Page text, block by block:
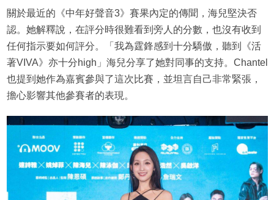
關於最近的《中年好聲音3》賽果內定的傳聞，海兒堅決否
認。她解釋說，在評分時很難看到旁人的分數，也沒有收到
任何指示要如何評分。「我為霆鋒感到十分驕傲，聽到《活
著VIVA》亦十分high」海兒分享了她對同事的支持。Chantel
也提到她作為嘉賓參與了這次比賽，並坦言自己非常緊張，
擔心影響其他參賽者的表現。